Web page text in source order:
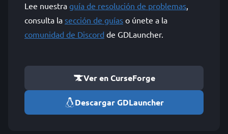
Lee nuestra guía de resolución de problemas,
consulta la sección de guías o únete a la
comunidad de Discord de GDLauncher.
Ver en CurseForge
Descargar GDLauncher